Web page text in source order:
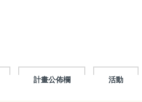
計畫公佈欄 活動